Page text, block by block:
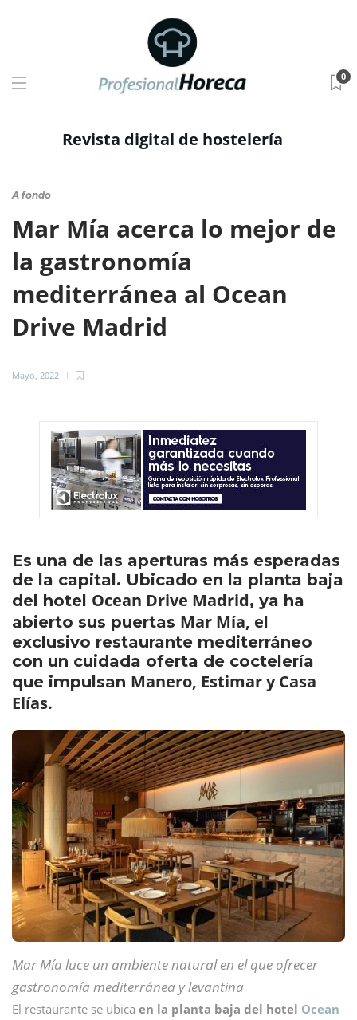
Revista digital de hostelería
0
A fondo
Mar Mía acerca lo mejor de
la gastronomía
mediterránea al Ocean
Drive Madrid
Mayo, 2022
Es una de las aperturas más esperadas
de la capital. Ubicado en la planta baja
del hotel Ocean Drive Madrid, ya ha
abierto sus puertas Mar Mía, el
exclusivo restaurante mediterráneo
con un cuidada oferta de coctelería
que impulsan Manero, Estimar y Casa
Elías.
Mar Mía luce un ambiente natural en el que ofrecer
gastronomía mediterránea y levantina
El restaurante se ubica en la planta baja del hotel Ocean